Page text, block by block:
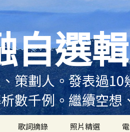
自選輯
策劃人。發表過
數千例。繼續空想
歌詞摘錄 照片精選